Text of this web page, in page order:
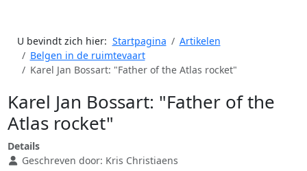
U bevindt zich hier: Startpagina
Artikelen
Belgen in de ruimtevaart
Karel Jan Bossart: "Father of the Atlas rocket"
Karel Jan Bossart: "Father of the
Atlas rocket"
Details
Geschreven door: Kris Christiaens